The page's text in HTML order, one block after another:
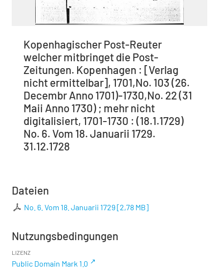
Kopenhagischer Post-Reuter
welcher mitbringet die Post-
Zeitungen. Kopenhagen : [Verlag
nicht ermittelbar], 1701,No. 103 (26.
Decembr Anno 1701)-1730,No. 22 (31
Maii Anno 1730) ; mehr nicht
digitalisiert, 1701-1730 : (18.1.1729)
No. 6. Vom 18. Januarii 1729.
31.12.1728
Dateien
No. 6. Vom 18. Januarii 1729[2,78 MB]
Nutzungsbedingungen
LIZENZ
Public Domain Mark 1.0